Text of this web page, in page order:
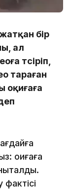
бір
ал
түсіріп,
тараған
оқиғаға
оқиғаға